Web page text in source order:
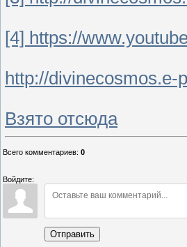
[4] https://
http://divinecosmos.e-
Взято отсюда
Всего комментариев: 0
Войдите:
Отправить